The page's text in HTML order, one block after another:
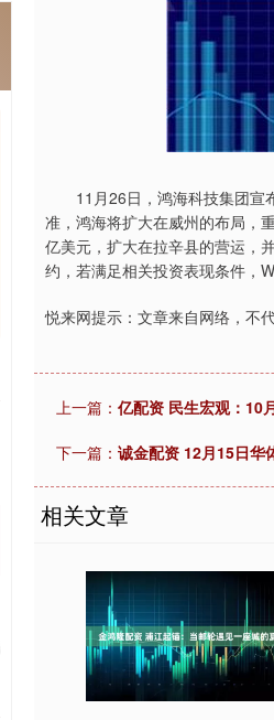
11月26日，鸿海科技集团宣布
准，鸿海将扩大在威州的布局，
亿美元，扩大在拉辛县的营运，
约，若满足相关投资表现条件，
悦来网提示：文章来自网络，不
上一篇： 亿配资 民生宏观：10
下一篇： 诚金配资 12月15日华
相关文章